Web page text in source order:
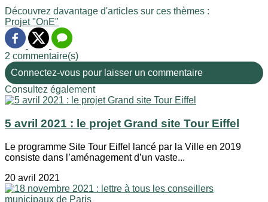
Découvrez davantage d'articles sur ces thèmes :
Projet "OnE"
2 commentaire(s)
Connectez-vous pour laisser un commentaire
Consultez également
5 avril 2021 : le projet Grand site Tour Eiffel
Le programme Site Tour Eiffel lancé par la Ville en 2019
consiste dans l’aménagement d’un vaste...
20 avril 2021